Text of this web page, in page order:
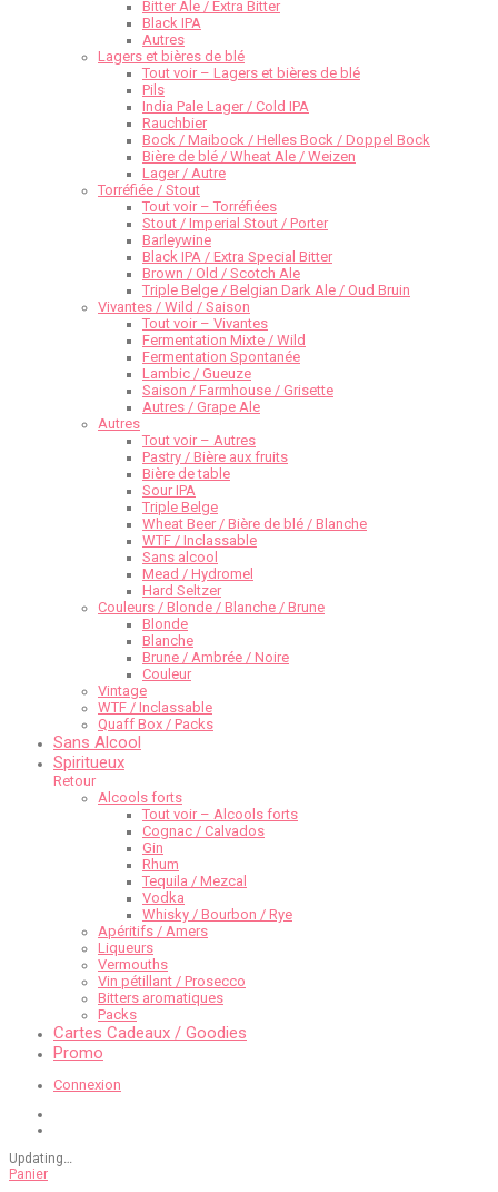
Bitter Ale / Extra Bitter
Black IPA
Autres
Lagers et bières de blé
Tout voir – Lagers et bières de blé
Pils
India Pale Lager / Cold IPA
Rauchbier
Bock / Maibock / Helles Bock / Doppel Bock
Bière de blé / Wheat Ale / Weizen
Lager / Autre
Torréfiée / Stout
Tout voir – Torréfiées
Stout / Imperial Stout / Porter
Barleywine
Black IPA / Extra Special Bitter
Brown / Old / Scotch Ale
Triple Belge / Belgian Dark Ale / Oud Bruin
Vivantes / Wild / Saison
Tout voir – Vivantes
Fermentation Mixte / Wild
Fermentation Spontanée
Lambic / Gueuze
Saison / Farmhouse / Grisette
Autres / Grape Ale
Autres
Tout voir – Autres
Pastry / Bière aux fruits
Bière de table
Sour IPA
Triple Belge
Wheat Beer / Bière de blé / Blanche
WTF / Inclassable
Sans alcool
Mead / Hydromel
Hard Seltzer
Couleurs / Blonde / Blanche / Brune
Blonde
Blanche
Brune / Ambrée / Noire
Couleur
Vintage
WTF / Inclassable
Quaff Box / Packs
Sans Alcool
Spiritueux
Retour
Alcools forts
Tout voir – Alcools forts
Cognac / Calvados
Gin
Rhum
Tequila / Mezcal
Vodka
Whisky / Bourbon / Rye
Apéritifs / Amers
Liqueurs
Vermouths
Vin pétillant / Prosecco
Bitters aromatiques
Packs
Cartes Cadeaux / Goodies
Promo
Connexion
Updating…
Panier